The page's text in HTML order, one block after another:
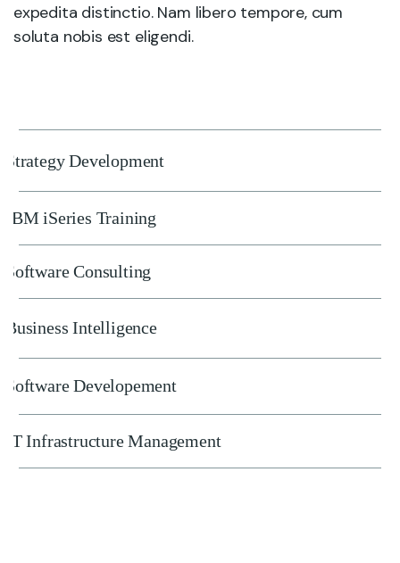
expedita distinctio. Nam libero tempore, cum
soluta nobis est eligendi.
Strategy Development
IBM iSeries Training
Software Consulting
Business Intelligence
Software Developement
IT Infrastructure Management